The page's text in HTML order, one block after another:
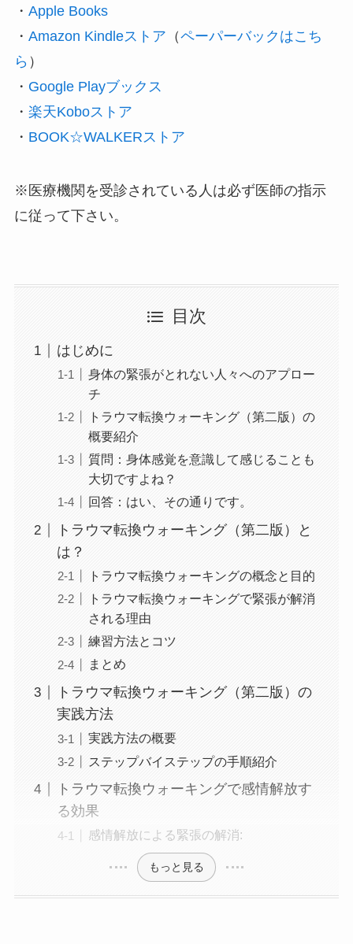
・‎ Apple Books
・ Amazon Kindleストア （ペーパーバックはこち
ら ）
・ Google Playブックス
・ 楽天Koboストア
・ BOOK☆WALKERストア
※医療機関を受診されている人は必ず医師の指示
に従って下さい。
目次
はじめに
身体の緊張がとれない人々へのアプロー
チ
トラウマ転換ウォーキング（第二版）の
概要紹介
質問：身体感覚を意識して感じることも
大切ですよね？
回答：はい、その通りです。
トラウマ転換ウォーキング（第二版）と
は？
トラウマ転換ウォーキングの概念と目的
トラウマ転換ウォーキングで緊張が解消
される理由
練習方法とコツ
まとめ
トラウマ転換ウォーキング（第二版）の
実践方法
実践方法の概要
ステップバイステップの手順紹介
トラウマ転換ウォーキングで感情解放す
る効果
感情解放による緊張の解消:
もっと見る